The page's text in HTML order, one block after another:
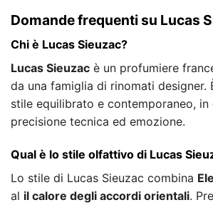
Domande frequenti su Lucas
Chi è Lucas Sieuzac?
Lucas Sieuzac è un profumiere
da una famiglia di rinomati designer.
stile equilibrato e contemporaneo,
precisione tecnica ed emozione.
Qual è lo stile olfattivo di Lucas
Lo stile di Lucas Sieuzac combina
al il calore degli accordi orientali.